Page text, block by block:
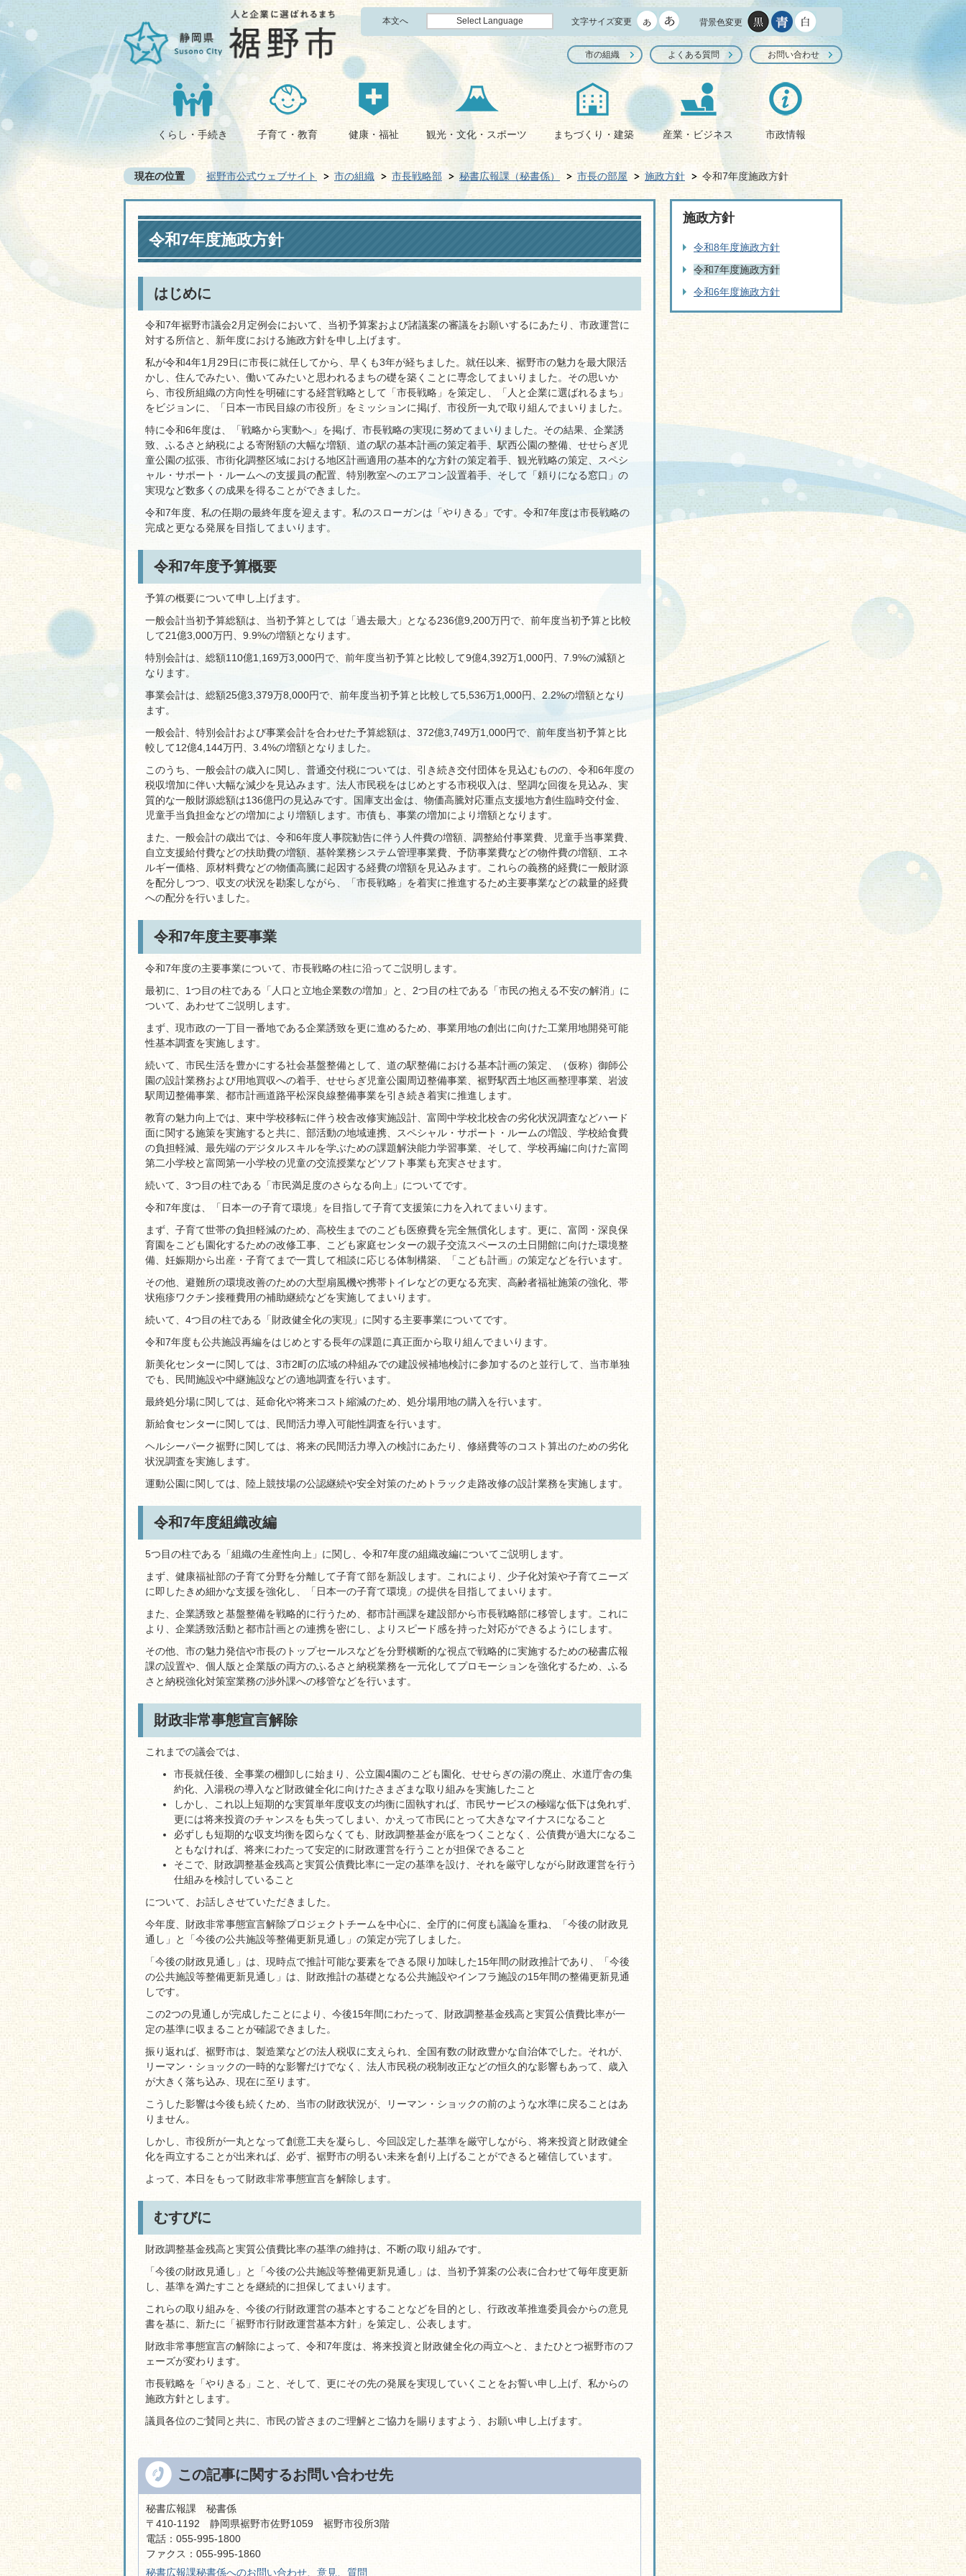
本文へ Select Language 文字サイズ変更 背景色変更
市の組織 よくある質問 お問い合わせ
くらし・手続き 子育て・教育 健康・福祉 観光・文化・スポーツ まちづくり・建築 産業・ビジネス 市政情報
現在の位置 裾野市公式ウェブサイト 市の組織 市長戦略部 秘書広報課（秘書係） 市長の部屋 施政方針 令和7年度施政方針
令和7年度施政方針
はじめに
令和7年裾野市議会2月定例会において、当初予算案および諸議案の審議をお願いするにあたり、市政運営に
対する所信と、新年度における施政方針を申し上げます。
私が令和4年1月29日に市長に就任してから、早くも3年が経ちました。就任以来、裾野市の魅力を最大限活
かし、住んでみたい、働いてみたいと思われるまちの礎を築くことに専念してまいりました。その思いか
ら、市役所組織の方向性を明確にする経営戦略として「市長戦略」を策定し、「人と企業に選ばれるまち」
をビジョンに、「日本一市民目線の市役所」をミッションに掲げ、市役所一丸で取り組んでまいりました。
特に令和6年度は、「戦略から実動へ」を掲げ、市長戦略の実現に努めてまいりました。その結果、企業誘
致、ふるさと納税による寄附額の大幅な増額、道の駅の基本計画の策定着手、駅西公園の整備、せせらぎ児
童公園の拡張、市街化調整区域における地区計画適用の基本的な方針の策定着手、観光戦略の策定、スペシ
ャル・サポート・ルームへの支援員の配置、特別教室へのエアコン設置着手、そして「頼りになる窓口」の
実現など数多くの成果を得ることができました。
令和7年度、私の任期の最終年度を迎えます。私のスローガンは「やりきる」です。令和7年度は市長戦略の
完成と更なる発展を目指してまいります。
令和7年度予算概要
予算の概要について申し上げます。
一般会計当初予算総額は、当初予算としては「過去最大」となる236億9,200万円で、前年度当初予算と比較
して21億3,000万円、9.9%の増額となります。
特別会計は、総額110億1,169万3,000円で、前年度当初予算と比較して9億4,392万1,000円、7.9%の減額と
なります。
事業会計は、総額25億3,379万8,000円で、前年度当初予算と比較して5,536万1,000円、2.2%の増額となり
ます。
一般会計、特別会計および事業会計を合わせた予算総額は、372億3,749万1,000円で、前年度当初予算と比
較して12億4,144万円、3.4%の増額となりました。
このうち、一般会計の歳入に関し、普通交付税については、引き続き交付団体を見込むものの、令和6年度の
税収増加に伴い大幅な減少を見込みます。法人市民税をはじめとする市税収入は、堅調な回復を見込み、実
質的な一般財源総額は136億円の見込みです。国庫支出金は、物価高騰対応重点支援地方創生臨時交付金、
児童手当負担金などの増加により増額します。市債も、事業の増加により増額となります。
また、一般会計の歳出では、令和6年度人事院勧告に伴う人件費の増額、調整給付事業費、児童手当事業費、
自立支援給付費などの扶助費の増額、基幹業務システム管理事業費、予防事業費などの物件費の増額、エネ
ルギー価格、原材料費などの物価高騰に起因する経費の増額を見込みます。これらの義務的経費に一般財源
を配分しつつ、収支の状況を勘案しながら、「市長戦略」を着実に推進するため主要事業などの裁量的経費
への配分を行いました。
令和7年度主要事業
令和7年度の主要事業について、市長戦略の柱に沿ってご説明します。
最初に、1つ目の柱である「人口と立地企業数の増加」と、2つ目の柱である「市民の抱える不安の解消」に
ついて、あわせてご説明します。
まず、現市政の一丁目一番地である企業誘致を更に進めるため、事業用地の創出に向けた工業用地開発可能
性基本調査を実施します。
続いて、市民生活を豊かにする社会基盤整備として、道の駅整備における基本計画の策定、（仮称）御師公
園の設計業務および用地買収への着手、せせらぎ児童公園周辺整備事業、裾野駅西土地区画整理事業、岩波
駅周辺整備事業、都市計画道路平松深良線整備事業を引き続き着実に推進します。
教育の魅力向上では、東中学校移転に伴う校舎改修実施設計、富岡中学校北校舎の劣化状況調査などハード
面に関する施策を実施すると共に、部活動の地域連携、スペシャル・サポート・ルームの増設、学校給食費
の負担軽減、最先端のデジタルスキルを学ぶための課題解決能力学習事業、そして、学校再編に向けた富岡
第二小学校と富岡第一小学校の児童の交流授業などソフト事業も充実させます。
続いて、3つ目の柱である「市民満足度のさらなる向上」についてです。
令和7年度は、「日本一の子育て環境」を目指して子育て支援策に力を入れてまいります。
まず、子育て世帯の負担軽減のため、高校生までのこども医療費を完全無償化します。更に、富岡・深良保
育園をこども園化するための改修工事、こども家庭センターの親子交流スペースの土日開館に向けた環境整
備、妊娠期から出産・子育てまで一貫して相談に応じる体制構築、「こども計画」の策定などを行います。
その他、避難所の環境改善のための大型扇風機や携帯トイレなどの更なる充実、高齢者福祉施策の強化、帯
状疱疹ワクチン接種費用の補助継続などを実施してまいります。
続いて、4つ目の柱である「財政健全化の実現」に関する主要事業についてです。
令和7年度も公共施設再編をはじめとする長年の課題に真正面から取り組んでまいります。
新美化センターに関しては、3市2町の広域の枠組みでの建設候補地検討に参加するのと並行して、当市単独
でも、民間施設や中継施設などの適地調査を行います。
最終処分場に関しては、延命化や将来コスト縮減のため、処分場用地の購入を行います。
新給食センターに関しては、民間活力導入可能性調査を行います。
ヘルシーパーク裾野に関しては、将来の民間活力導入の検討にあたり、修繕費等のコスト算出のための劣化
状況調査を実施します。
運動公園に関しては、陸上競技場の公認継続や安全対策のためトラック走路改修の設計業務を実施します。
令和7年度組織改編
5つ目の柱である「組織の生産性向上」に関し、令和7年度の組織改編についてご説明します。
まず、健康福祉部の子育て分野を分離して子育て部を新設します。これにより、少子化対策や子育てニーズ
に即したきめ細かな支援を強化し、「日本一の子育て環境」の提供を目指してまいります。
また、企業誘致と基盤整備を戦略的に行うため、都市計画課を建設部から市長戦略部に移管します。これに
より、企業誘致活動と都市計画との連携を密にし、よりスピード感を持った対応ができるようにします。
その他、市の魅力発信や市長のトップセールスなどを分野横断的な視点で戦略的に実施するための秘書広報
課の設置や、個人版と企業版の両方のふるさと納税業務を一元化してプロモーションを強化するため、ふる
さと納税強化対策室業務の渉外課への移管などを行います。
財政非常事態宣言解除
これまでの議会では、
市長就任後、全事業の棚卸しに始まり、公立園4園のこども園化、せせらぎの湯の廃止、水道庁舎の集
約化、入湯税の導入など財政健全化に向けたさまざまな取り組みを実施したこと
しかし、これ以上短期的な実質単年度収支の均衡に固執すれば、市民サービスの極端な低下は免れず、
更には将来投資のチャンスをも失ってしまい、かえって市民にとって大きなマイナスになること
必ずしも短期的な収支均衡を図らなくても、財政調整基金が底をつくことなく、公債費が過大になるこ
ともなければ、将来にわたって安定的に財政運営を行うことが担保できること
そこで、財政調整基金残高と実質公債費比率に一定の基準を設け、それを厳守しながら財政運営を行う
仕組みを検討していること
について、お話しさせていただきました。
今年度、財政非常事態宣言解除プロジェクトチームを中心に、全庁的に何度も議論を重ね、「今後の財政見
通し」と「今後の公共施設等整備更新見通し」の策定が完了しました。
「今後の財政見通し」は、現時点で推計可能な要素をできる限り加味した15年間の財政推計であり、「今後
の公共施設等整備更新見通し」は、財政推計の基礎となる公共施設やインフラ施設の15年間の整備更新見通
しです。
この2つの見通しが完成したことにより、今後15年間にわたって、財政調整基金残高と実質公債費比率が一
定の基準に収まることが確認できました。
振り返れば、裾野市は、製造業などの法人税収に支えられ、全国有数の財政豊かな自治体でした。それが、
リーマン・ショックの一時的な影響だけでなく、法人市民税の税制改正などの恒久的な影響もあって、歳入
が大きく落ち込み、現在に至ります。
こうした影響は今後も続くため、当市の財政状況が、リーマン・ショックの前のような水準に戻ることはあ
りません。
しかし、市役所が一丸となって創意工夫を凝らし、今回設定した基準を厳守しながら、将来投資と財政健全
化を両立することが出来れば、必ず、裾野市の明るい未来を創り上げることができると確信しています。
よって、本日をもって財政非常事態宣言を解除します。
むすびに
財政調整基金残高と実質公債費比率の基準の維持は、不断の取り組みです。
「今後の財政見通し」と「今後の公共施設等整備更新見通し」は、当初予算案の公表に合わせて毎年度更新
し、基準を満たすことを継続的に担保してまいります。
これらの取り組みを、今後の行財政運営の基本とすることなどを目的とし、行政改革推進委員会からの意見
書を基に、新たに「裾野市行財政運営基本方針」を策定し、公表します。
財政非常事態宣言の解除によって、令和7年度は、将来投資と財政健全化の両立へと、またひとつ裾野市のフ
ェーズが変わります。
市長戦略を「やりきる」こと、そして、更にその先の発展を実現していくことをお誓い申し上げ、私からの
施政方針とします。
議員各位のご賛同と共に、市民の皆さまのご理解とご協力を賜りますよう、お願い申し上げます。
この記事に関するお問い合わせ先
秘書広報課 秘書係
〒410-1192 静岡県裾野市佐野1059 裾野市役所3階
電話：055-995-1800
ファクス：055-995-1860
秘書広報課秘書係へのお問い合わせ、意見、質問
施政方針
令和8年度施政方針
令和7年度施政方針
令和6年度施政方針